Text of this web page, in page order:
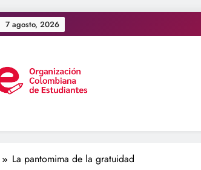
7 agosto, 2026
La pantomima de la gratuidad